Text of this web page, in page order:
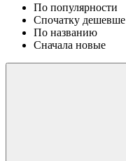
По популярности
Спочатку дешевше
По названию
Сначала новые